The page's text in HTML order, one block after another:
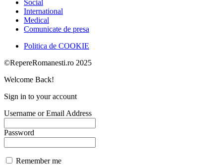
Social
International
Medical
Comunicate de presa
Politica de COOKIE
©RepereRomanesti.ro 2025
Welcome Back!
Sign in to your account
Username or Email Address
Password
Remember me